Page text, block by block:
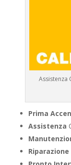
Assistenza
Prima
Assistenza
Riparazione